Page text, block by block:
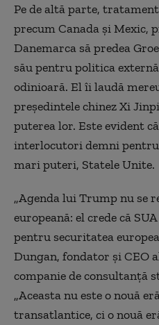
Pe de altă parte,
precum Canada şi Mexic,
Danemarca să predea
său pentru politica
odinioară. El îi laudă
preşedintele chinez Xi
puterea lor. Este evident
interlocutori demni
mari puteri, Statele Unite.
„Agenda lui Trump nu se
europeană: el crede că
pentru securitatea
Dungan, fondator şi CEO
companie de consultanţă
„Aceasta nu este o nouă
transatlantice, ci o nouă